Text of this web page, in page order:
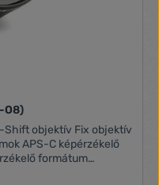
f/2.8 (LB-O8)
APS-C képérzékelő